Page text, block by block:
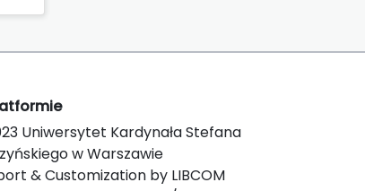
Uniwersytet Kardynała Stefana
w Warszawie
& Customization by LIBCOM